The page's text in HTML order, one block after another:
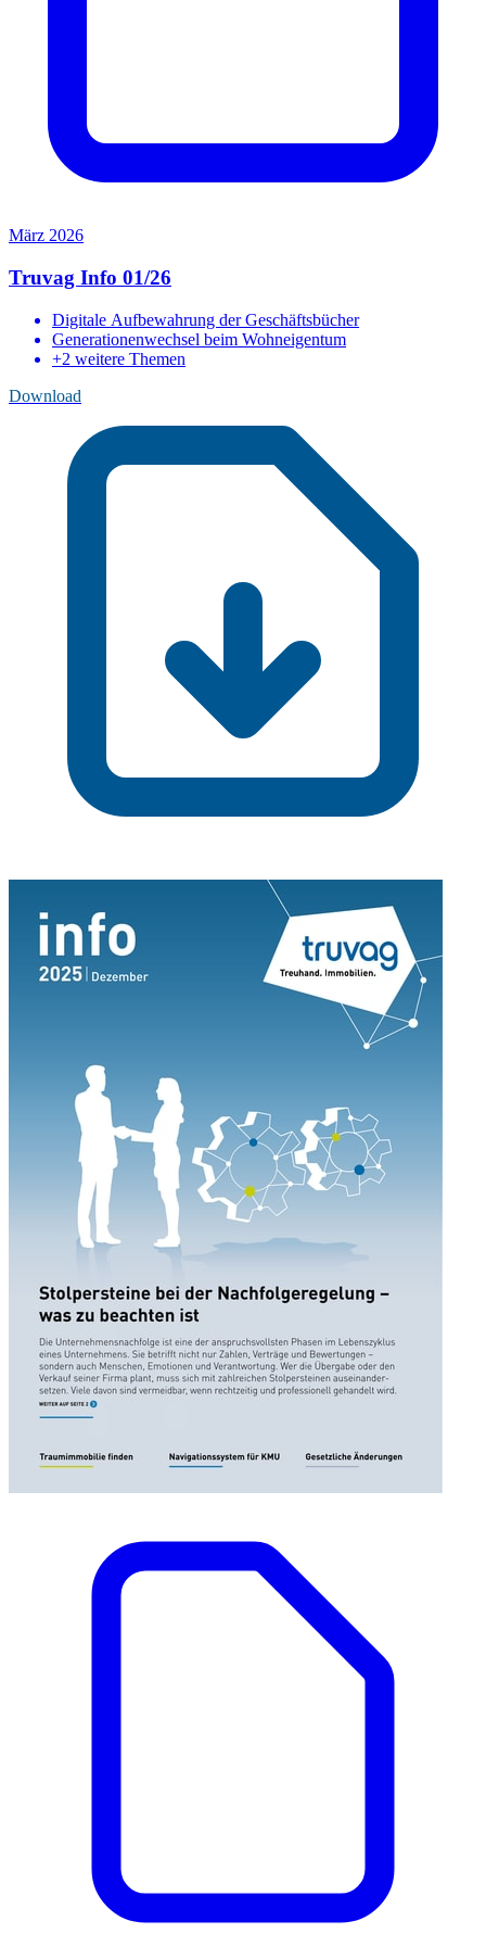
März 2026
Truvag Info 01/26
Digitale Aufbewahrung der Geschäftsbücher
Generationenwechsel beim Wohneigentum
+2 weitere Themen
Download